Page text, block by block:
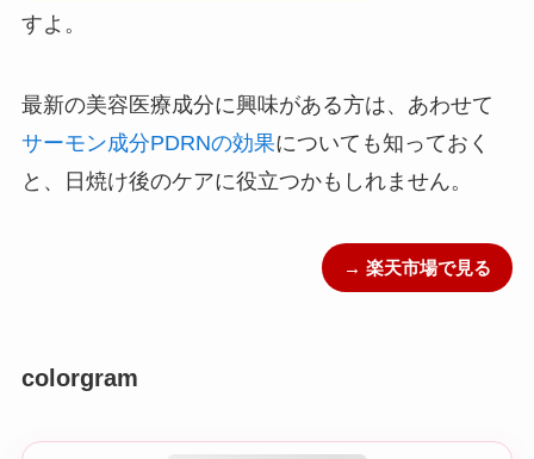
すよ。
最新の美容医療成分に興味がある方は、あわせて
サーモン成分PDRNの効果についても知っておく
と、日焼け後のケアに役立つかもしれません。
→ 楽天市場で見る
colorgram